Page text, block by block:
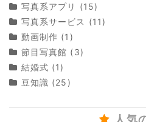
写真系アプリ
(15)
写真系サービス (11)
動画制作 (1)
節目写真館 (3)
結婚式 (1)
豆知識 (25)
人気